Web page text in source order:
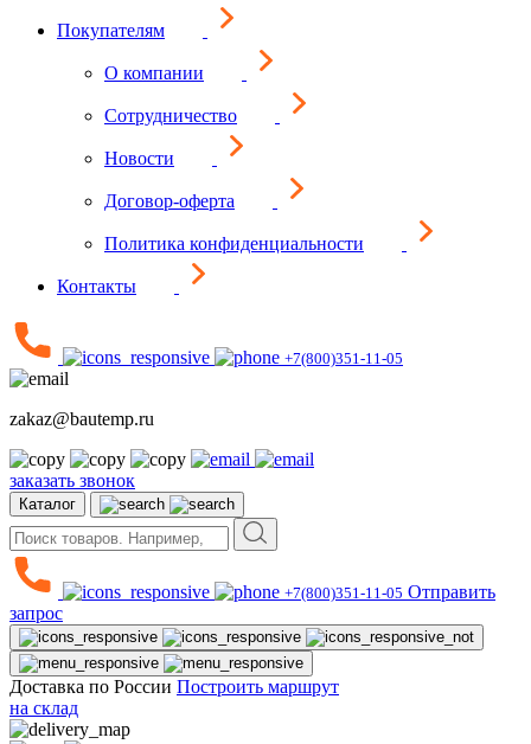
Покупателям
О компании
Сотрудничество
Новости
Договор-оферта
Политика конфиденциальности
Контакты
+7(800)351-11-05
zakaz@bautemp.ru
заказать звонок
Каталог
+7(800)351-11-05 Отправить
запрос
Доставка по России Построить маршрут
на склад